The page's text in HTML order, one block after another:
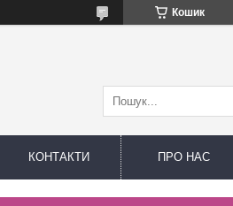
Кошик
КОНТАКТИ ПРО НАС